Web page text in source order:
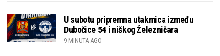
U subotu pripremna utakmica između
Dubočice 54 i niškog Železničara
9 MINUTA AGO